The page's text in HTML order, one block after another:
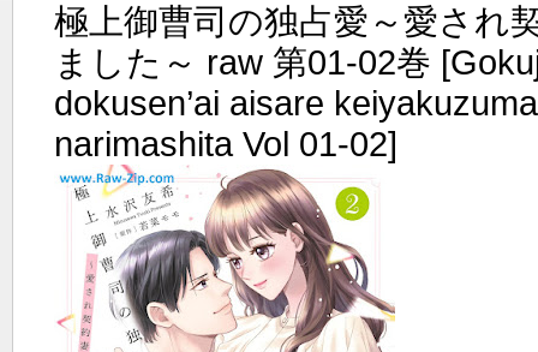
極上御曹司の独占愛～愛され
ました～ raw 第01-02巻
dokusen’ai aisare
narimashita Vol 01-02]